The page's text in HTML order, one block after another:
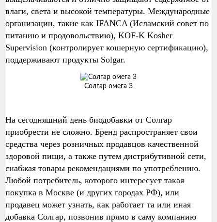
влаги, света и высокой температуры. Международные
организации, такие как IFANCA (Исламский совет по
питанию и продовольствию), KOF-K Kosher
Supervision (контролирует кошерную сертификацию),
поддерживают продукты Solgar.
Солгар омега 3
На сегодняшний день биодобавки от Солгар
приобрести не сложно. Бренд распространяет свои
средства через розничных продавцов качественной
здоровой пищи, а также путем дистрибутивной сети,
снабжая товары рекомендациями по употреблению.
Любой потребитель, которого интересует такая
покупка в Москве (и других городах РФ), или
продавец может узнать, как работает та или иная
добавка Солгар, позвонив прямо в саму компанию